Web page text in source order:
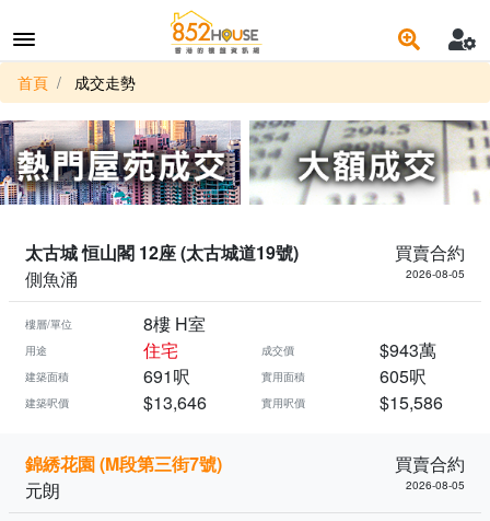
首頁 成交走勢
太古城 恒山閣 12座 (太古城道19號)
買賣合約
側魚涌
2026-08-05
樓層/單位 8樓 H室
用途 住宅 成交價 $943萬
建築面積 691呎 實用面積 605呎
建築呎價 $13,646 實用呎價 $15,586
錦綉花園 (M段第三街7號)
買賣合約
元朗
2026-08-05